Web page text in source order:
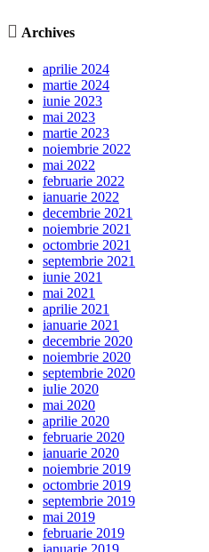
 Archives
aprilie 2024
martie 2024
iunie 2023
mai 2023
martie 2023
noiembrie 2022
mai 2022
februarie 2022
ianuarie 2022
decembrie 2021
noiembrie 2021
octombrie 2021
septembrie 2021
iunie 2021
mai 2021
aprilie 2021
ianuarie 2021
decembrie 2020
noiembrie 2020
septembrie 2020
iulie 2020
mai 2020
aprilie 2020
februarie 2020
ianuarie 2020
noiembrie 2019
octombrie 2019
septembrie 2019
mai 2019
februarie 2019